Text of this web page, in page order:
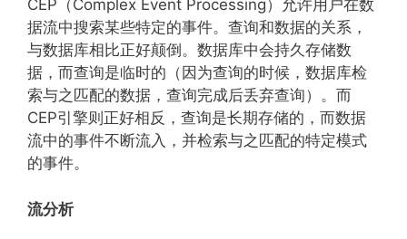
CEP（Complex Event Processing）允许用户在数
据流中搜索某些特定的事件。查询和数据的关系，
与数据库相比正好颠倒。数据库中会持久存储数
据，而查询是临时的（因为查询的时候，数据库检
索与之匹配的数据，查询完成后丢弃查询）。而
CEP引擎则正好相反，查询是长期存储的，而数据
流中的事件不断流入，并检索与之匹配的特定模式
的事件。
流分析